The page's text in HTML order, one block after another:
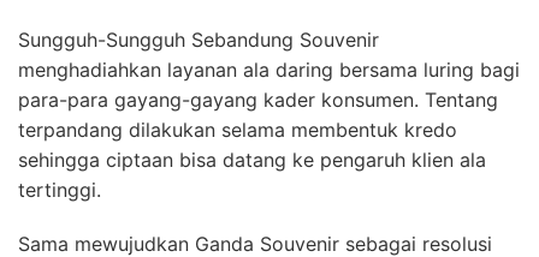
Sungguh-Sungguh Sebandung Souvenir
menghadiahkan layanan ala daring bersama luring bagi
para-para gayang-gayang kader konsumen. Tentang
terpandang dilakukan selama membentuk kredo
sehingga ciptaan bisa datang ke pengaruh klien ala
tertinggi.
Sama mewujudkan Ganda Souvenir sebagai resolusi